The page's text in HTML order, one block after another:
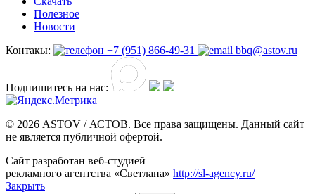
Полезное
Новости
Контакы:
+7 (951) 866-49-31 bbq@astov.ru
Подпишитесь на нас:
© 2026 ASTOV / АСТОВ. Все права защищены. Данный сайт
не является публичной офертой.
Сайт разработан веб-студией
рекламного агентства «Светлана» http://sl-agency.ru/
Закрыть